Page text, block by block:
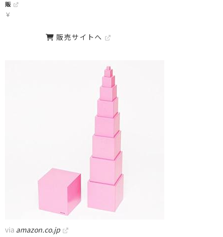
販
￥
販売サイトへ
via amazon.co.jp